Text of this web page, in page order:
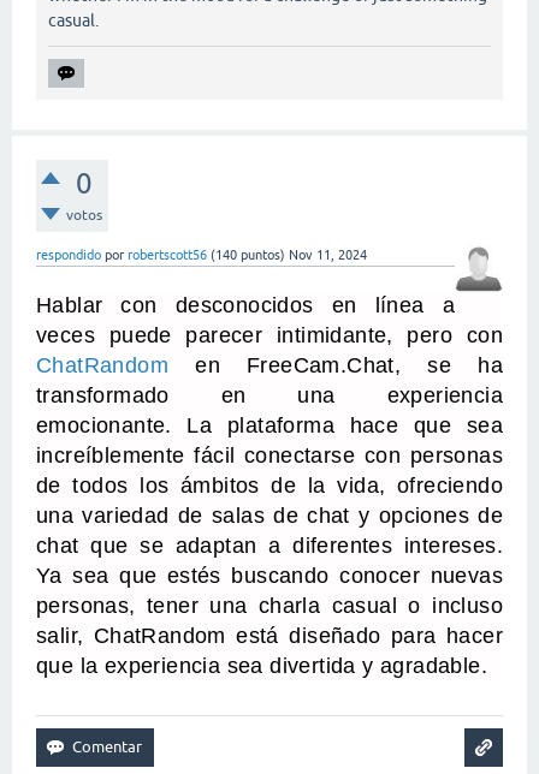
casual.
0
votos
respondido por robertscott56 (140 puntos) Nov 11, 2024
Hablar con desconocidos en línea a
veces puede parecer intimidante, pero con
ChatRandom en FreeCam.Chat, se ha
transformado en una experiencia
emocionante. La plataforma hace que sea
increíblemente fácil conectarse con personas
de todos los ámbitos de la vida, ofreciendo
una variedad de salas de chat y opciones de
chat que se adaptan a diferentes intereses.
Ya sea que estés buscando conocer nuevas
personas, tener una charla casual o incluso
salir, ChatRandom está diseñado para hacer
que la experiencia sea divertida y agradable.